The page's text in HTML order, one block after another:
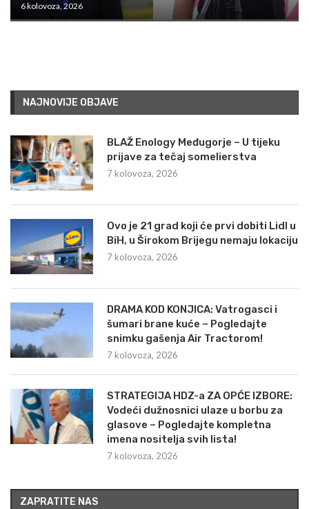
6 kolovoza, 2026
NAJNOVIJE OBJAVE
BLAŽ Enology Međugorje – U tijeku
prijave za tečaj somelierstva
7 kolovoza, 2026
Ovo je 21 grad koji će prvi dobiti Lidl u
BiH, u Širokom Brijegu nemaju lokaciju
7 kolovoza, 2026
DRAMA KOD KONJICA: Vatrogasci i
šumari brane kuće – Pogledajte
snimku gašenja Air Tractorom!
7 kolovoza, 2026
STRATEGIJA HDZ-a ZA OPĆE IZBORE:
Vodeći dužnosnici ulaze u borbu za
glasove – Pogledajte kompletna
imena nositelja svih lista!
7 kolovoza, 2026
ZAPRATITE NAS